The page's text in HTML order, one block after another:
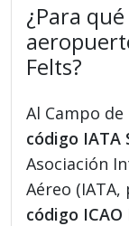
¿Para
Felts?
Al Campo
código IATA
Asociación
Aéreo
código ICAO